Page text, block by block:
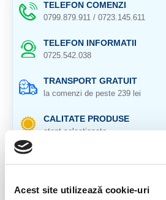
Acest site utilizează cookie-uri
TELEFON COMENZI
0799.879.911 / 0723.145.611
TELEFON INFORMATII
0725.542.038
TRANSPORT GRATUIT
la comenzi de peste 239 lei
CALITATE PRODUSE
atent selectionate
GARANTIE PRODUSE